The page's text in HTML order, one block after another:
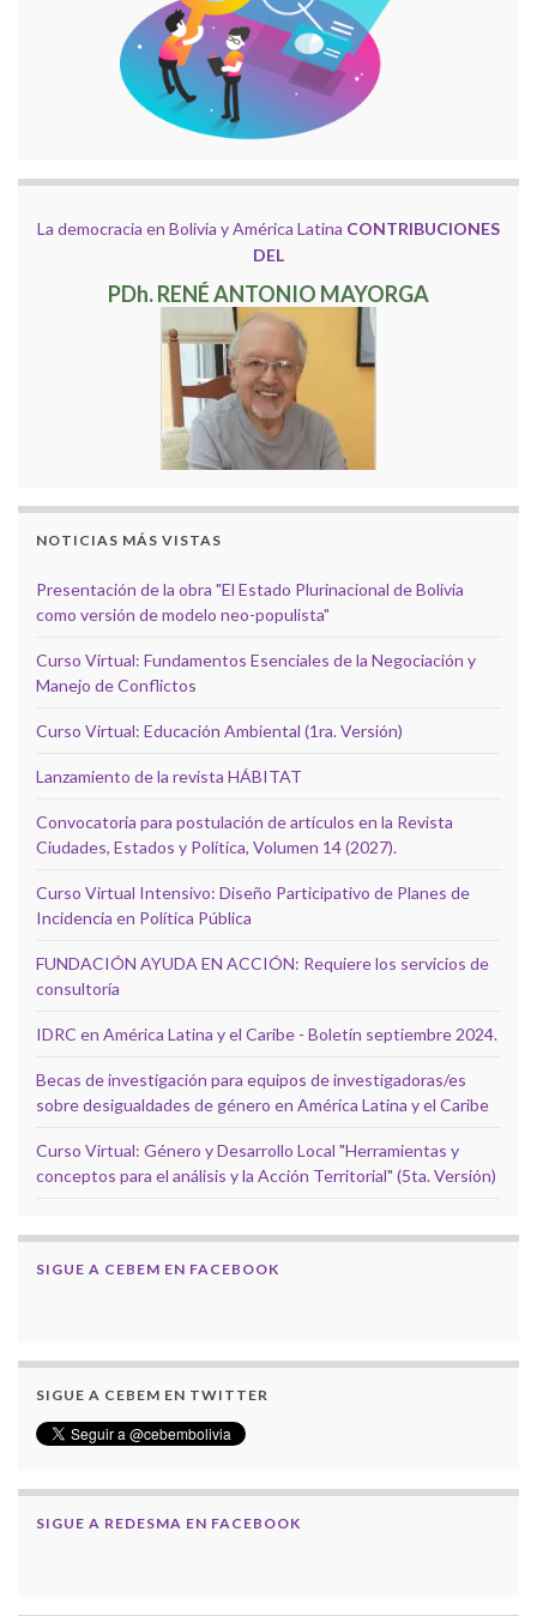
La democracia en Bolivia y América Latina CONTRIBUCIONES
DEL
PDh. RENÉ ANTONIO MAYORGA
NOTICIAS MÁS VISTAS
Presentación de la obra "El Estado Plurinacional de Bolivia
como versión de modelo neo-populista"
Curso Virtual: Fundamentos Esenciales de la Negociación y
Manejo de Conflictos
Curso Virtual: Educación Ambiental (1ra. Versión)
Lanzamiento de la revista HÁBITAT
Convocatoria para postulación de artículos en la Revista
Ciudades, Estados y Política, Volumen 14 (2027).
Curso Virtual Intensivo: Diseño Participativo de Planes de
Incidencia en Política Pública
FUNDACIÓN AYUDA EN ACCIÓN: Requiere los servicios de
consultoría
IDRC en América Latina y el Caribe - Boletín septiembre 2024.
Becas de investigación para equipos de investigadoras/es
sobre desigualdades de género en América Latina y el Caribe
Curso Virtual: Género y Desarrollo Local "Herramientas y
conceptos para el análisis y la Acción Territorial" (5ta. Versión)
SIGUE A CEBEM EN FACEBOOK
SIGUE A CEBEM EN TWITTER
SIGUE A REDESMA EN FACEBOOK